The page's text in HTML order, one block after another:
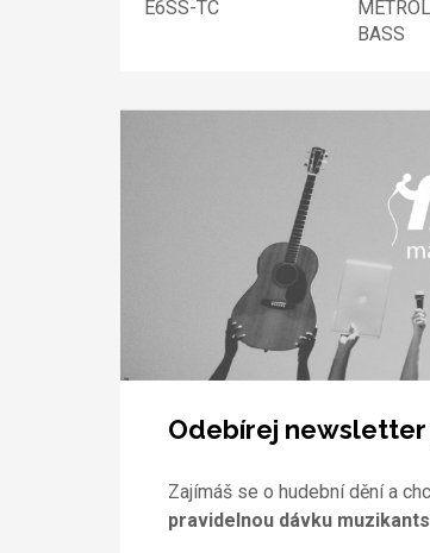
E6SS-TC
BASS
Odebírej newsletter
Zajímáš se o hudební dění a
pravidelnou dávku